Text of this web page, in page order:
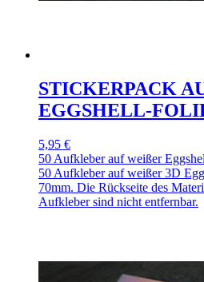
STICKERPACK
EGGSHELL-
5,95 €
50 Aufkleber auf weißer
50 Aufkleber auf weißer 3D
70mm. Die Rückseite des
Aufkleber sind nicht entfernbar.